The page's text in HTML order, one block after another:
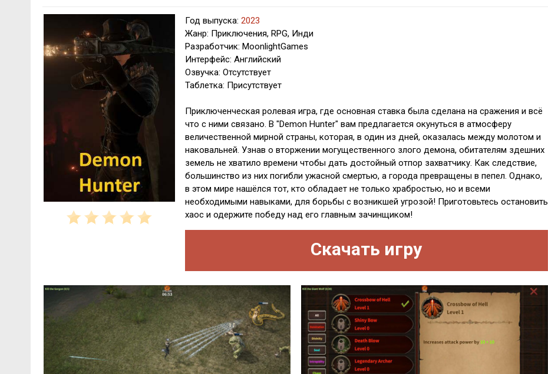
Год выпуска: 2023
Жанр: Приключения, RPG, Инди
Разработчик: MoonlightGames
Интерфейс: Английский
Озвучка: Отсутствует
Таблетка: Присутствует
Приключенческая ролевая игра, где основная ставка была сделана на сражения и всё
что с ними связано. В "Demon Hunter" вам предлагается окунуться в атмосферу
величественной мирной страны, которая, в один из дней, оказалась между молотом и
наковальней. Узнав о вторжении могущественного злого демона, обитателям здешних
земель не хватило времени чтобы дать достойный отпор захватчику. Как следствие,
большинство из них погибли ужасной смертью, а города превращены в пепел. Однако,
в этом мире нашёлся тот, кто обладает не только храбростью, но и всеми
необходимыми навыками, для борьбы с возникшей угрозой! Приготовьтесь остановить
хаос и одержите победу над его главным зачинщиком!
Скачать игру